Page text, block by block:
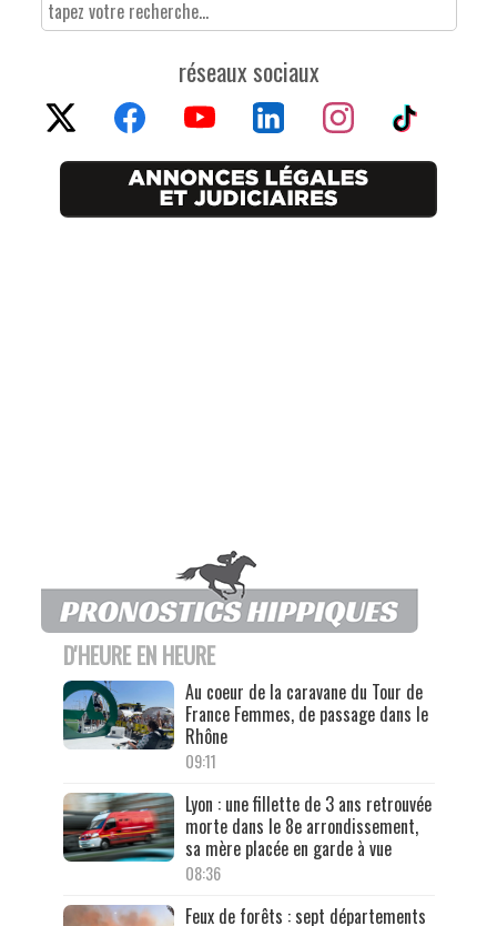
réseaux sociaux
D'HEURE EN HEURE
Au coeur de la caravane du Tour de
France Femmes, de passage dans le
Rhône
09:11
Lyon : une fillette de 3 ans retrouvée
morte dans le 8e arrondissement,
sa mère placée en garde à vue
08:36
Feux de forêts : sept départements